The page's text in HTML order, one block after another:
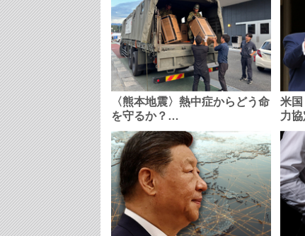
〈熊本地震〉熱中症からどう命
を守るか？…
米
力